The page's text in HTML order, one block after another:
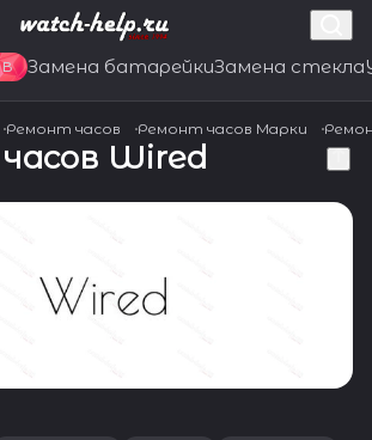
Замена батарейкиЗамена стекла
Ремонт часов Ремонт часов Марки
Wired